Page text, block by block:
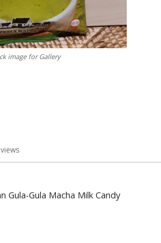
image for Gallery
Gula-Gula Macha Milk Candy